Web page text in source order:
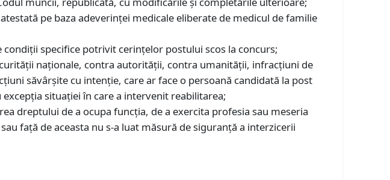
pe baza adeverinţei medicale eliberate de medicul de familie
specifice potrivit cerinţelor postului scos la concurs;
naționale, contra autorităţii, contra umanității, infracțiuni de
săvârşite cu intenţie, care ar face o persoană candidată la post
situaţiei în care a intervenit reabilitarea;
dreptului de a ocupa funcția, de a exercita profesia sau meseria
față de aceasta nu s-a luat măsură de siguranță a interzicerii